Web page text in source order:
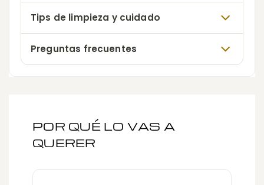
Tips de limpieza y cuidado
Preguntas frecuentes
POR QUÉ LO VAS A
QUERER